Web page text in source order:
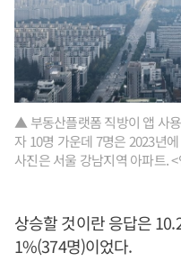
▲ 부동산플랫폼 직방이 앱 사
자 10명 가운데 7명은 2023년
사진은 서울 강남지역 아파트.
상승할 것이란 응답은
1%(374명)이었다.